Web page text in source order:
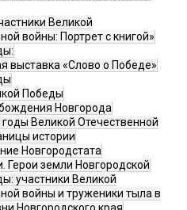
Великой
войны: Портрет с книгой»
выставка «Слово о Победе»
Победы
Новгорода
Великой Отечественной
истории
Новгородстата
Герои земли Новгородской
участники Великой
войны и труженики тыла в